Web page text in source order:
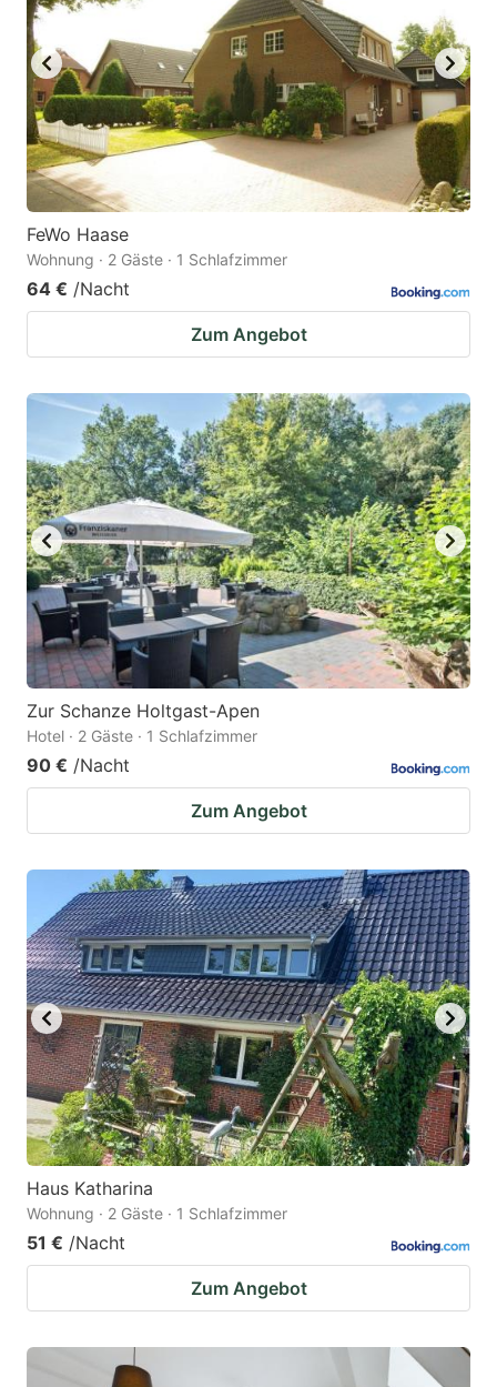
key
to
get
the
keyboard
shortcuts
for
changing
dates.
key
get
the
keyboard
shortcuts
FeWo Haase
Wohnung · 2 Gäste · 1 Schlafzimmer
64 € /Nacht
Zum Angebot
Zur Schanze Holtgast-Apen
Hotel · 2 Gäste · 1 Schlafzimmer
90 € /Nacht
Zum Angebot
Haus Katharina
Wohnung · 2 Gäste · 1 Schlafzimmer
51 € /Nacht
Zum Angebot